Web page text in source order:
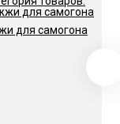
для самогона